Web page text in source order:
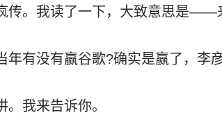
传。我读了一下，大致意思是——
年有没有赢谷歌?确实是赢了，李
。我来告诉你。